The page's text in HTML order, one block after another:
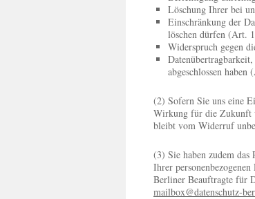
Löschung Ihrer bei
Einschränkung der
löschen dürfen (Art.
Widerspruch gegen
abgeschlossen
(2) Sofern Sie uns eine
Wirkung für die Zukunft
bleibt vom Widerruf
(3) Sie haben zudem
Ihrer
Berliner Beauftragte für
mailbox@datenschutz-